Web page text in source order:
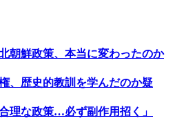
朝鮮政策、本当に変わったのか
、歴史的教訓を学んだのか疑
理な政策…必ず副作用招く」